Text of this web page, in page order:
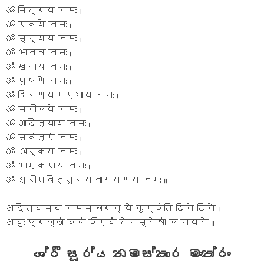
ॐ मित्राय नमः ।
ॐ रवये नमः ।
ॐ सूर्याय नमः ।
ॐ भानवे नमः ।
ॐ खगाय नमः ।
ॐ पूष्णे नमः ।
ॐ हिरण्यगर्भाय नमः ।
ॐ मरीचये नमः ।
ॐ आदित्याय नमः ।
ॐ सवित्रे नमः ।
ॐ अर्काय नमः ।
ॐ भास्कराय नमः ।
ॐ श्रीसवितृसूर्यनारायणाय नमः ॥
आदित्यस्य नमस्कारान् ये कुर्वंति दिने दिने ।
आयुः प्रज्ञां बलं वीर्यं तेजस्तेषां च जायते ॥
ශ්රී සූර්ය නමස්කාර මංත්රං